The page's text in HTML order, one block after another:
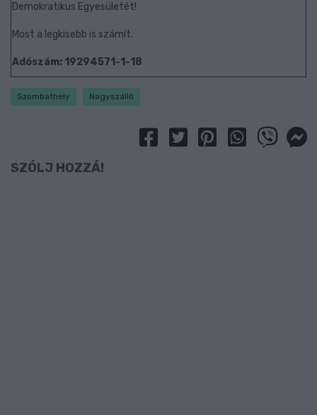
Demokratikus Egyesületét!
Most a legkisebb is számít.
Adószám: 19294571-1-18
Szombathely Nagyszálló
SZÓLJ HOZZÁ!